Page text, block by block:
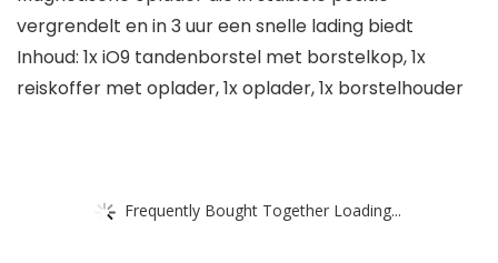
vergrendelt en in 3 uur een snelle lading biedt
Inhoud: 1x iO9 tandenborstel met borstelkop, 1x
reiskoffer met oplader, 1x oplader, 1x borstelhouder
Frequently Bought Together Loading...